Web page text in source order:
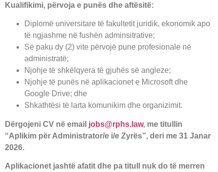
Kualifikimi, përvoja e punës dhe aftësitë:
Diplomë universitare të fakultetit juridik, ekonomik apo
të ngjashme në fushën adminsitrative;
Së paku dy (2) vite përvojë pune profesionale në
administratë;
Njohje të shkëlqyera të gjuhës së angleze;
Njohje të punës në aplikacionet e Microsoft dhe
Google Drive; dhe
Shkathtësi të larta komunikim dhe organizimit.
Dërgojeni CV në email jobs@rphs.law, me titullin
“Aplikim për Administrator/e i/e Zyrës”, deri me 31 Janar
2026.
Aplikacionet jashtë afatit dhe pa titull nuk do të merren